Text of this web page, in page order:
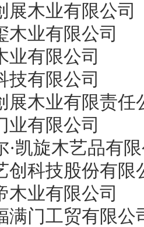
木业有限公司
业有限公司
有限公司
有限公司
木业有限责任
有限公司
旋木艺品有限
科技股份有限
业有限公司
门工贸有限公